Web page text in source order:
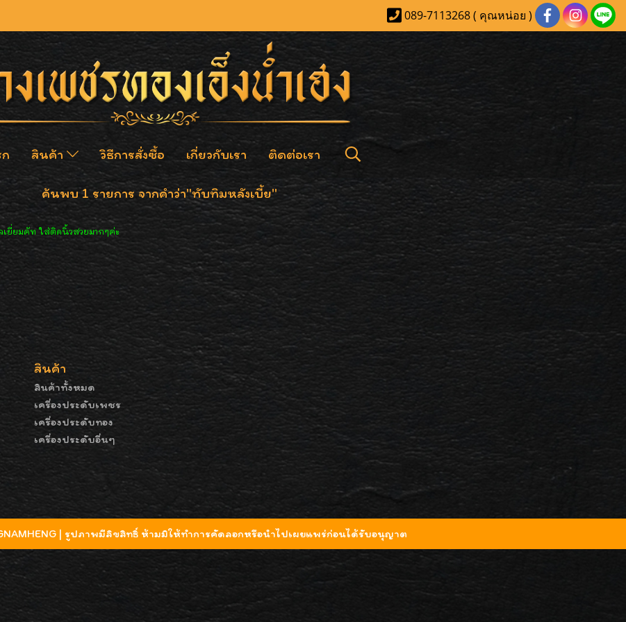
089-7113268 ( คุณหน่อย )
สินค้า วิธีการสั่งซื้อ เกี่ยวกับเรา ติดต่อเรา
ค้นพบ 1 รายการ จากคำว่า"ทับทิมหลังเบี้ย"
ยี่ยมคัท ใส่ติดนิ้วสวยมากๆค่ะ
สินค้า
สินค้าทั้งหมด
เครื่องประดับเพชร
เครื่องประดับทอง
เครื่องประดับอื่นๆ
| รูปภาพมีลิขสิทธิ์ ห้ามมิให้ทำการคัดลอกหรือนำไปเผยแพร่ก่อนได้รับอนุญาต